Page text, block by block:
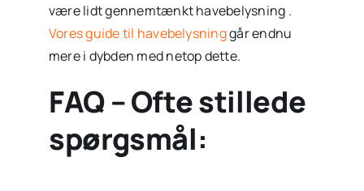
være lidt gennemtænkt havebelysning .
Vores guide til havebelysninggår endnu
mere i dybden med netop dette.
FAQ – Ofte stillede
spørgsmål: